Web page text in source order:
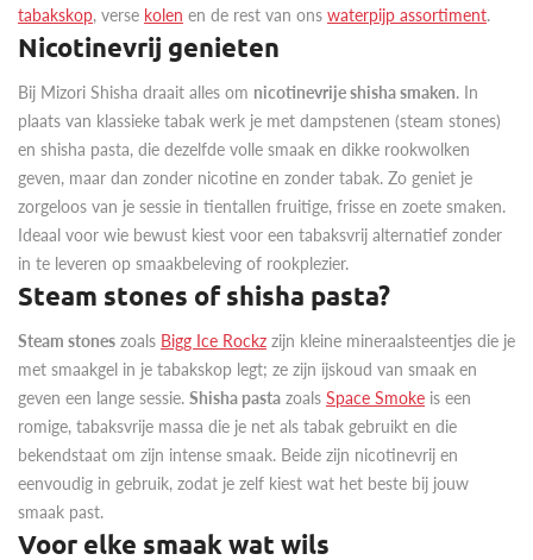
tabakskop, verse kolen en de rest van ons waterpijp assortiment.
Nicotinevrij genieten
Bij Mizori Shisha draait alles om nicotinevrije shisha smaken. In
plaats van klassieke tabak werk je met dampstenen (steam stones)
en shisha pasta, die dezelfde volle smaak en dikke rookwolken
geven, maar dan zonder nicotine en zonder tabak. Zo geniet je
zorgeloos van je sessie in tientallen fruitige, frisse en zoete smaken.
Ideaal voor wie bewust kiest voor een tabaksvrij alternatief zonder
in te leveren op smaakbeleving of rookplezier.
Steam stones of shisha pasta?
Steam stones zoals Bigg Ice Rockz zijn kleine mineraalsteentjes die je
met smaakgel in je tabakskop legt; ze zijn ijskoud van smaak en
geven een lange sessie. Shisha pasta zoals Space Smoke is een
romige, tabaksvrije massa die je net als tabak gebruikt en die
bekendstaat om zijn intense smaak. Beide zijn nicotinevrij en
eenvoudig in gebruik, zodat je zelf kiest wat het beste bij jouw
smaak past.
Voor elke smaak wat wils